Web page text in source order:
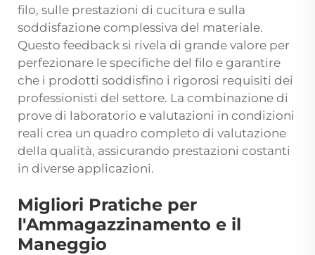
filo, sulle prestazioni di cucitura e sulla
soddisfazione complessiva del materiale.
Questo feedback si rivela di grande valore per
perfezionare le specifiche del filo e garantire
che i prodotti soddisfino i rigorosi requisiti dei
professionisti del settore. La combinazione di
prove di laboratorio e valutazioni in condizioni
reali crea un quadro completo di valutazione
della qualità, assicurando prestazioni costanti
in diverse applicazioni.
Migliori Pratiche per
l'Ammagazzinamento e il
Maneggio